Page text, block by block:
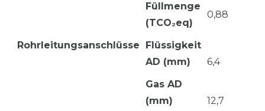
Füllmenge
(TCO₂eq)
0,88
Rohrleitungsanschlüsse
Flüssigkeit
AD (mm)
6,4
Gas AD
(mm)
12,7